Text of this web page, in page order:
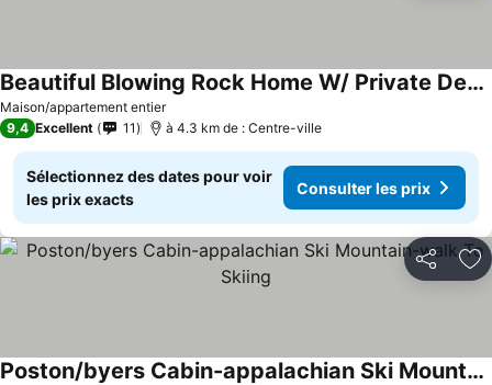
Maison/appartement entier
Beautiful Blowing Rock Home W/ Private Deck!
Consulter les prix
9,4 Excellent 11 à 4.3 km de : Centre-ville
Sélectionnez des dates pour voir
les prix exacts
Consulter les prix
Partager
Poston/byers Cabin-appalachian Ski Mountain-walk To Skiing